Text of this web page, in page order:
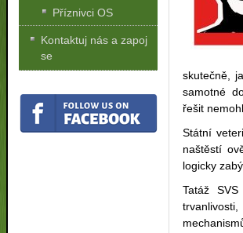
skutečně,
samotné
řešit
Státní
naštěstí
logicky
Tatáž
Příznivci OS
Kontaktuj nás a zapoj
se